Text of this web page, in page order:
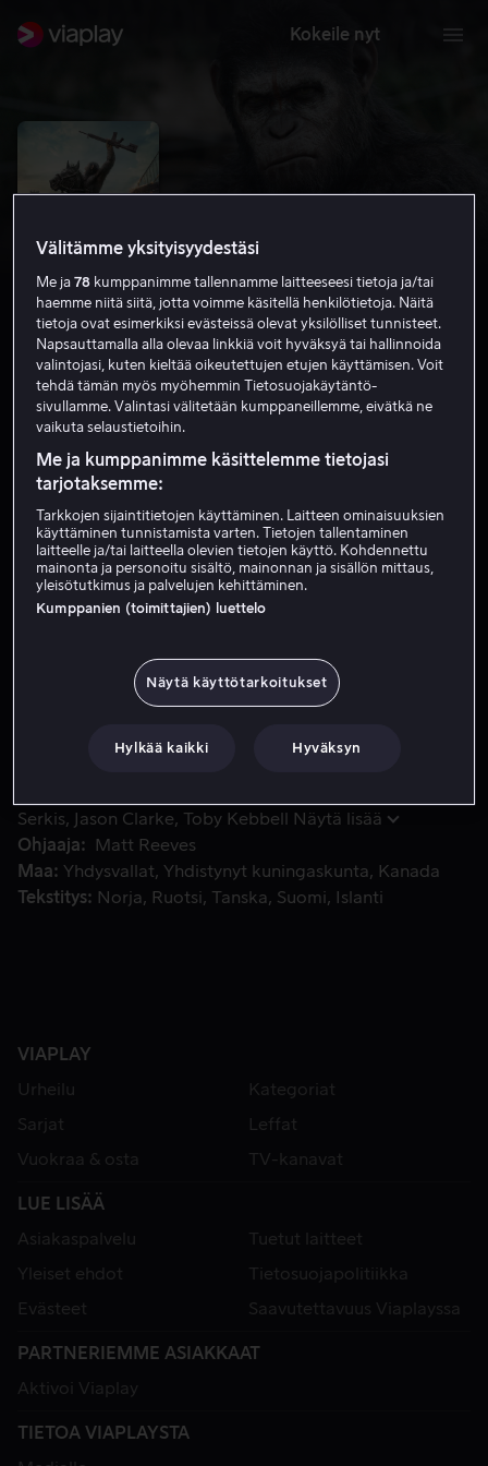
Kokeile nyt
Apinoiden planeetan vallankumous
7.6 Scifi Toiminta
HD
Vuokraa 4,49 €
Osta 13,99 €
muunneltuja apinoita kohtaa todellisen uhan, kun
tappavasta virustartunnasta selvinneet ihmiset nousevat
Serkis
Jason Clarke Toby Kebbell
Näytä lisää
Ohjaaja
Matt Reeves
Maa
Yhdysvallat Yhdistynyt kuningaskunta
Kanada
Tekstitys
Norja Ruotsi Tanska Suomi Islanti
VIAPLAY
Urheilu
Kategoriat
Sarjat
Leffat
Vuokraa & osta
TV-kanavat
LUE LISÄÄ
Asiakaspalvelu
Tuetut laitteet
Yleiset ehdot
Tietosuojapolitiikka
Evästeet
Saavutettavuus Viaplayssa
PARTNERIEMME ASIAKKAAT
Aktivoi Viaplay
TIETOA VIAPLAYSTA
Välitämme yksityisyydestäsi
Me ja78 kumppanimme tallennamme laitteeseesi tietoja ja/tai
haemme niitä siitä, jotta voimme käsitellä henkilötietoja. Näitä
tietoja ovat esimerkiksi evästeissä olevat yksilölliset tunnisteet.
Napsauttamalla alla olevaa linkkiä voit hyväksyä tai hallinnoida
valintojasi, kuten kieltää oikeutettujen etujen käyttämisen. Voit
tehdä tämän myös myöhemmin Tietosuojakäytäntö-
sivullamme. Valintasi välitetään kumppaneillemme, eivätkä ne
vaikuta selaustietoihin.
Me ja kumppanimme käsittelemme tietojasi
tarjotaksemme:
Tarkkojen sijaintitietojen käyttäminen. Laitteen ominaisuuksien
käyttäminen tunnistamista varten. Tietojen tallentaminen
laitteelle ja/tai laitteella olevien tietojen käyttö. Kohdennettu
mainonta ja personoitu sisältö, mainonnan ja sisällön mittaus,
yleisötutkimus ja palvelujen kehittäminen.
Kumppanien (toimittajien) luettelo
Näytä käyttötarkoitukset
Hylkää kaikki Hyväksyn